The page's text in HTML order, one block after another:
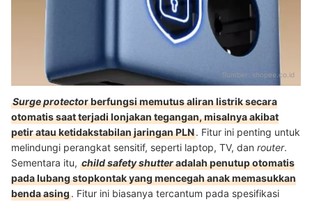
Sumber: shopee.co.id
Surge protector berfungsi memutus aliran listrik secara
otomatis saat terjadi lonjakan tegangan, misalnya akibat
petir atau ketidakstabilan jaringan PLN. Fitur ini penting untuk
melindungi perangkat sensitif, seperti laptop, TV, dan router.
Sementara itu, child safety shutteradalah penutup otomatis
pada lubang stopkontak yang mencegah anak memasukkan
benda asing. Fitur ini biasanya tercantum pada spesifikasi